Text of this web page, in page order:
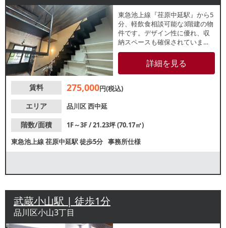
東急池上線『荏原中延駅』から5
分、軽飲食相談可能な3階建の物
件です。デザイン性に優れ、収
納スペースも確保されていま
す。住居としての利用も可能と
なっています。業種等お気軽に
お問合せください。
詳細を見る
賃料 275,000円(税込)
エリア
品川区西中延
階数/面積
1F～3F / 21.23坪 (70.17㎡)
東急池上線荏原中延駅徒歩5分 事務所仕様
武蔵小山駅 | 徒歩1分
品川区小山3丁目